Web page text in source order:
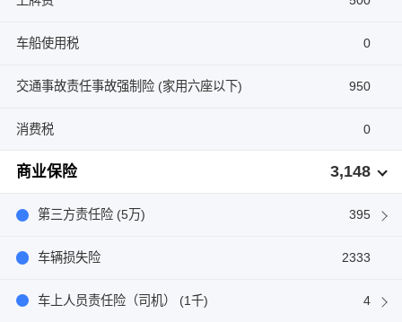
车船使用税 0
交通事故责任事故强制险 (家用六座以下) 950
消费税 0
商业保险 3,148
第三方责任险 (5万) 395
车辆损失险 2333
车上人员责任险（司机） (1千) 4